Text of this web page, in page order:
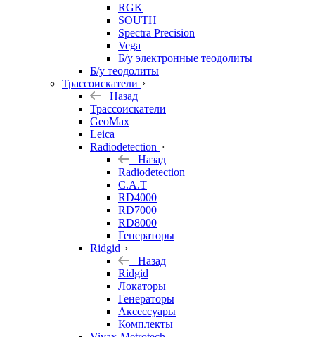
RGK
SOUTH
Spectra Precision
Vega
Б/у электронные теодолиты
Б/у теодолиты
Трассоискатели
Назад
Трассоискатели
GeoMax
Leica
Radiodetection
Назад
Radiodetection
C.A.T
RD4000
RD7000
RD8000
Генераторы
Ridgid
Назад
Ridgid
Локаторы
Генераторы
Аксессуары
Комплекты